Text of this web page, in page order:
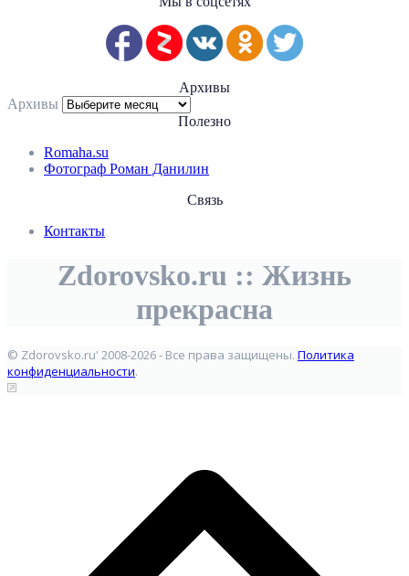
Архивы
Архивы
Полезно
Romaha.su
Фотограф Роман Данилин
Связь
Контакты
Zdorovsko.ru :: Жизнь
прекрасна
© Zdorovsko.ru' 2008-2026 - Все права защищены. Политика
конфиденциальности.